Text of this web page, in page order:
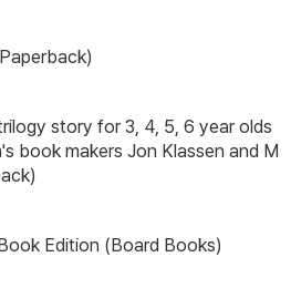
story for 3, 4, 5, 6 year olds
book makers Jon Klassen and M
Edition (Board Books)